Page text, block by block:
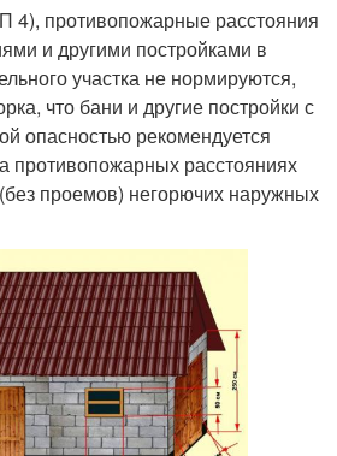
противопожарные расстояния
и другими постройками в
участка не нормируются,
что бани и другие постройки с
опасностью рекомендуется
противопожарных расстояниях
проемов) негорючих наружных